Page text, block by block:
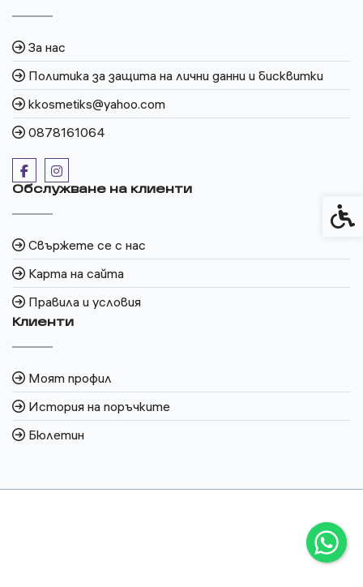
За нас
Политика за защита на лични данни и бисквитки
kkosmetiks@yahoo.com
0878161064
Обслужване на клиенти
Свържете се с нас
Карта на сайта
Правила и условия
Клиенти
Моят профил
История на поръчките
Бюлетин